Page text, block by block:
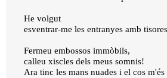
He volgut
esventrar-me les entranyes amb
Fermeu embossos immòbils,
calleu xiscles dels meus somnis!
Ara tinc les mans nuades i el cos